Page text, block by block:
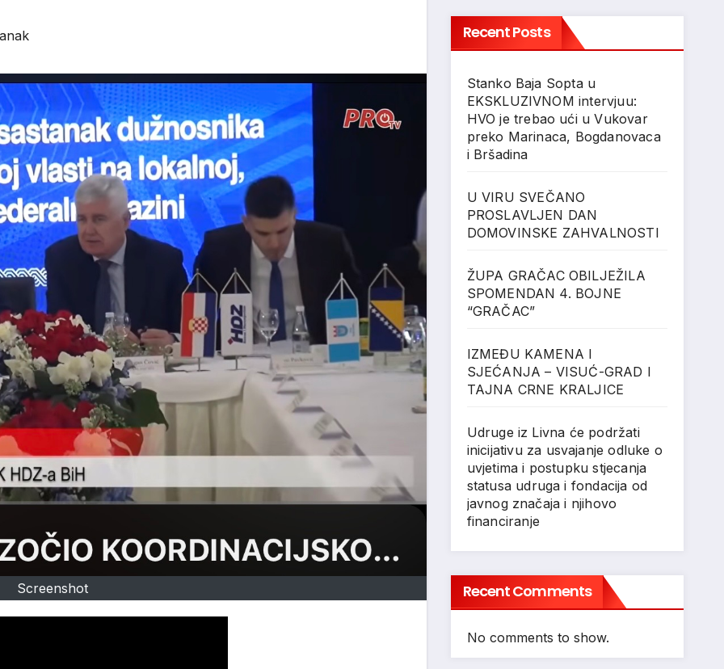
Screenshot
Recent Posts
Stanko Baja Sopta u
EKSKLUZIVNOM intervjuu:
HVO je trebao ući u Vukovar
preko Marinaca, Bogdanovaca
i Bršadina
U VIRU SVEČANO
PROSLAVLJEN DAN
DOMOVINSKE ZAHVALNOSTI
ŽUPA GRAČAC OBILJEŽILA
SPOMENDAN 4. BOJNE
“GRAČAC”
IZMEĐU KAMENA I
SJEĆANJA – VISUĆ-GRAD I
TAJNA CRNE KRALJICE
Udruge iz Livna će podržati
inicijativu za usvajanje odluke o
uvjetima i postupku stjecanja
statusa udruga i fondacija od
javnog značaja i njihovo
financiranje
Recent Comments
No comments to show.